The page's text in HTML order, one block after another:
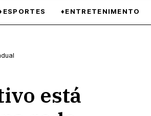
♦ENTRETENIMENTO
está